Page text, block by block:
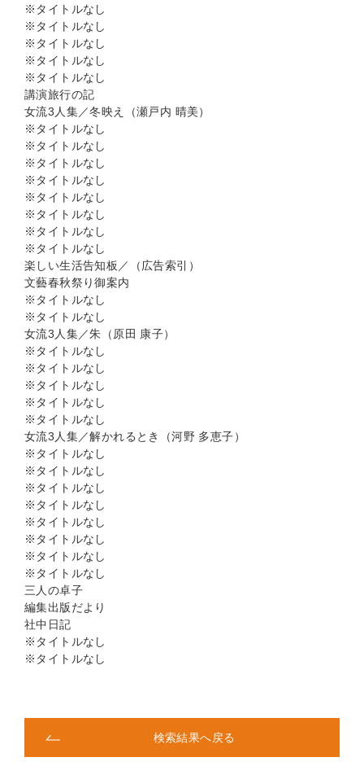
※タイトルなし
※タイトルなし
※タイトルなし
※タイトルなし
※タイトルなし
講演旅行の記
女流3人集／冬映え（瀬戸内 晴美）
※タイトルなし
※タイトルなし
※タイトルなし
※タイトルなし
※タイトルなし
※タイトルなし
※タイトルなし
※タイトルなし
楽しい生活告知板／（広告索引）
文藝春秋祭り御案内
※タイトルなし
※タイトルなし
女流3人集／朱（原田 康子）
※タイトルなし
※タイトルなし
※タイトルなし
※タイトルなし
※タイトルなし
女流3人集／解かれるとき（河野 多恵子）
※タイトルなし
※タイトルなし
※タイトルなし
※タイトルなし
※タイトルなし
※タイトルなし
※タイトルなし
※タイトルなし
三人の卓子
編集出版だより
社中日記
※タイトルなし
※タイトルなし
検索結果へ戻る